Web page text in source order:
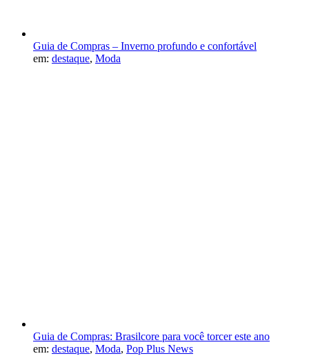
Guia de Compras – Inverno profundo e confortável
em: destaque, Moda
Guia de Compras: Brasilcore para você torcer este ano
em: destaque, Moda, Pop Plus News